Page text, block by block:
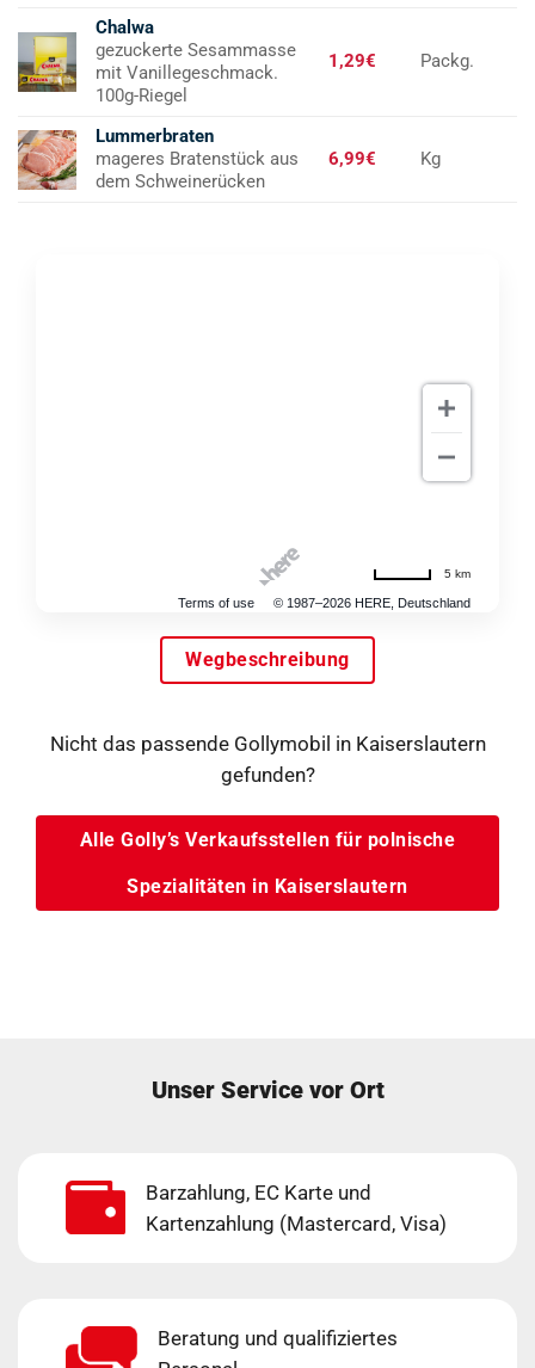
Chalwa
gezuckerte Sesammasse
mit Vanillegeschmack.
100g-Riegel
1,29€ Packg.
Lummerbraten
mageres Bratenstück aus
dem Schweinerücken
6,99€ Kg
Terms of use © 1987–2026 HERE, Deutschland
5 km
Wegbeschreibung
Nicht das passende Gollymobil in Kaiserslautern
gefunden?
Alle Golly’s Verkaufsstellen für polnische
Spezialitäten in Kaiserslautern
Unser Service vor Ort
Barzahlung, EC Karte und
Kartenzahlung (Mastercard, Visa)
Beratung und qualifiziertes